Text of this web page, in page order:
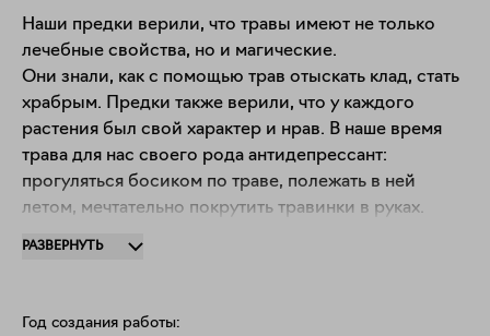
Наши предки верили, что травы имеют не только
лечебные свойства, но и магические.
Они знали, как с помощью трав отыскать клад, стать
храбрым. Предки также верили, что у каждого
растения был свой характер и нрав. В наше время
трава для нас своего рода антидепрессант:
прогуляться босиком по траве, полежать в ней
летом, мечтательно покрутить травинки в руках.
молодой зелени, до сухой соломы.
РАЗВЕРНУТЬ
Год создания работы: